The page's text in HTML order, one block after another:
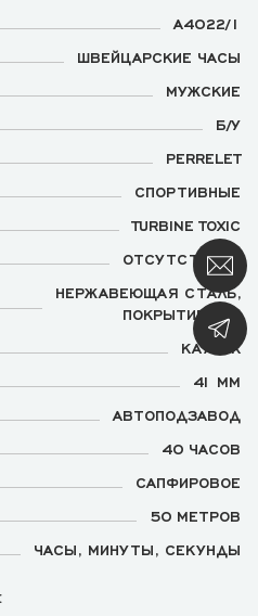
A4022/1
ШВЕЙЦАРСКИЕ ЧАСЫ
МУЖСКИЕ
Б/У
PERRELET
СПОРТИВНЫЕ
TURBINE TOXIC
ОТСУТСТВУЕТ
НЕРЖАВЕЮЩАЯ СТАЛЬ,
ПОКРЫТИЕ DLC
КАУЧУК
41 ММ
АВТОПОДЗАВОД
40 ЧАСОВ
САПФИРОВОЕ
50 МЕТРОВ
ЧАСЫ, МИНУТЫ, СЕКУНДЫ